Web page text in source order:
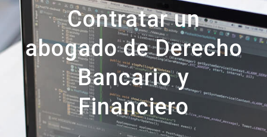
Contratar un
abogado de Derecho
Bancario y
Financiero